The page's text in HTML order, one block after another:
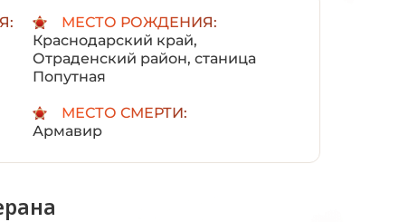
МЕСТО РОЖДЕНИЯ:
Краснодарский край,
Отраденский район, станица
Попутная
МЕСТО СМЕРТИ:
Армавир